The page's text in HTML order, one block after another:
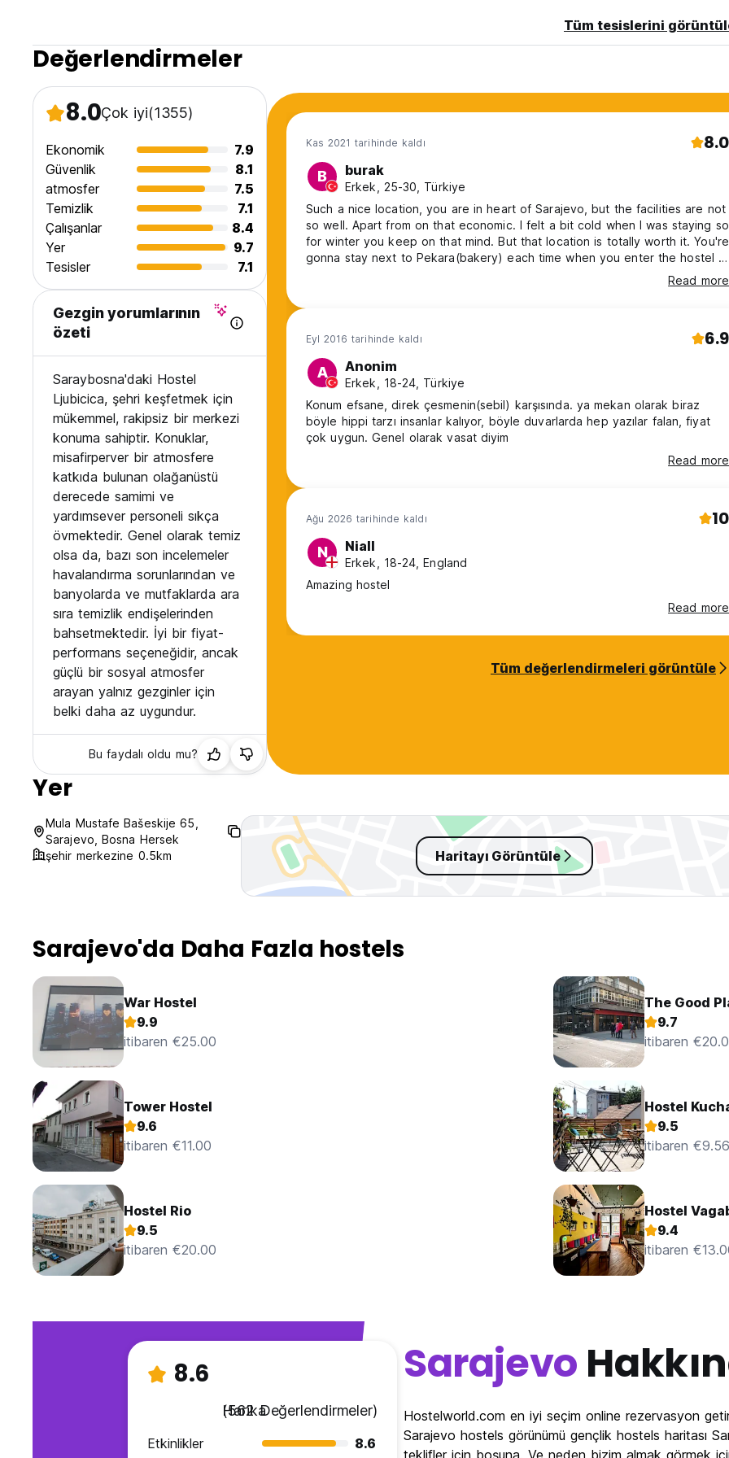
Lütfen dikkat: Turist vergisi ve sigortası fiyata DAHİL DEĞİLDİR. Masada ödeniyor.
(Kişi başı günlük 1,50 euro) (Auto-translated from original language)
Tüm tesislerini
Değerlendirmeler
8.0Çok iyi(1355)
Ekonomik
7.9
Güvenlik
8.1
atmosfer
7.5
Temizlik
7.1
Çalışanlar
8.4
Yer
9.7
Tesisler
7.1
Gezgin yorumlarının
özeti
Saraybosna'daki Hostel
Ljubicica, şehri keşfetmek için
mükemmel, rakipsiz bir merkezi
konuma sahiptir. Konuklar,
misafirperver bir atmosfere
katkıda bulunan olağanüstü
derecede samimi ve
yardımsever personeli sıkça
övmektedir. Genel olarak temiz
olsa da, bazı son incelemeler
havalandırma sorunlarından ve
banyolarda ve mutfaklarda ara
sıra temizlik endişelerinden
bahsetmektedir. İyi bir fiyat-
performans seçeneğidir, ancak
güçlü bir sosyal atmosfer
arayan yalnız gezginler için
belki daha az uygundur.
Bu faydalı oldu mu?
Kas 2021 tarihinde kaldı 8.0
B burak
Erkek, 25-30, Türkiye
Such a nice location, you are in heart of Sarajevo, but the facilities are not
so well. Apart from on that economic. I felt a bit cold when I was staying so
for winter you keep on that mind. But that location is totally worth it. You're
gonna stay next to Pekara(bakery) each time when you enter the hostel it
Read more
Eyl 2016 tarihinde kaldı 6.9
A Anonim
Erkek, 18-24, Türkiye
Konum efsane, direk çesmenin(sebil) karşısında. ya mekan olarak biraz
böyle hippi tarzı insanlar kalıyor, böyle duvarlarda hep yazılar falan, fiyat
çok uygun. Genel olarak vasat diyim
Read more
Ağu 2026 tarihinde kaldı 10
N Niall
Erkek, 18-24, England
Amazing hostel
Read more
Tüm değerlendirmeleri görüntüle
Yer
Mula Mustafe Bašeskije 65,
Sarajevo, Bosna Hersek
şehir merkezine 0.5km
Haritayı Görüntüle
Sarajevo'da Daha Fazla hostels
War Hostel
9.9
itibaren €25.00
The Good
9.7
itibaren
Tower Hostel
9.6
itibaren €11.00
Hostel
9.5
itibaren €9.56
Hostel Rio
9.5
itibaren €20.00
Hostel
9.4
itibaren
8.6
Harika
(562 Değerlendirmeler)
Etkinlikler 8.6
Sarajevo
Hostelworld.com en iyi seçim online rezervasyon
Sarajevo hostels görünümü gençlik hostels haritası